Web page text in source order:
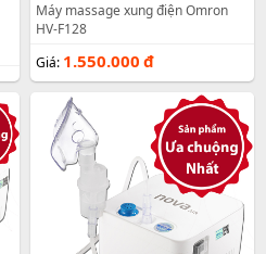
Máy massage xung điện Omron
HV-F128
Giá: 1.550.000 đ